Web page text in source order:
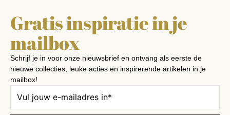
Gratis inspiratie in je
mailbox
Schrijf je in voor onze nieuwsbrief en ontvang als eerste de
nieuwe collecties, leuke acties en inspirerende artikelen in je
mailbox!